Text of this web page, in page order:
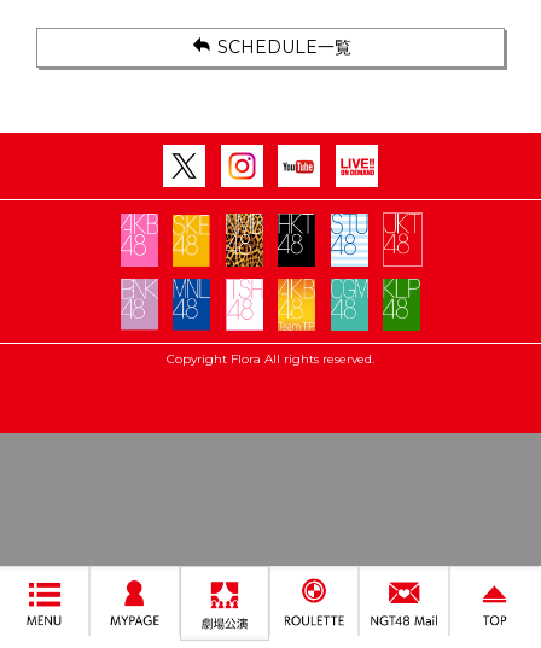
SCHEDULE一覧
Copyright Flora All rights reserved.